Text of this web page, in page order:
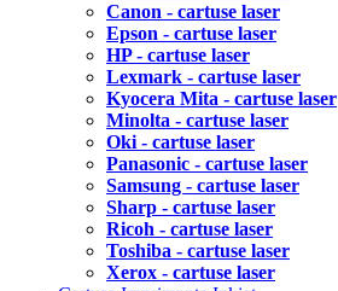
Canon - cartuse laser
Epson - cartuse laser
HP - cartuse laser
Lexmark - cartuse laser
Kyocera Mita - cartuse laser
Minolta - cartuse laser
Oki - cartuse laser
Panasonic - cartuse laser
Samsung - cartuse laser
Sharp - cartuse laser
Ricoh - cartuse laser
Toshiba - cartuse laser
Xerox - cartuse laser